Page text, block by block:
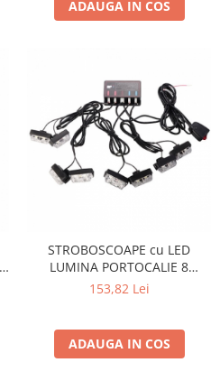
ADAUGA IN COS
STROBOSCOAPE cu LED
LUMINA PORTOCALIE 8
proiectoare cu telecomanda
153,82 Lei
ADAUGA IN COS